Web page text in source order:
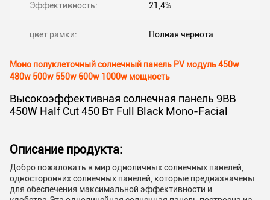
Эффективность: 21,4%
цвет рамки: Полная чернота
Моно полуклеточный солнечный панель PV модуль 450w
480w 500w 550w 600w 1000w мощность
Высокоэффективная солнечная панель 9BB
450W Half Cut 450 Вт Full Black Mono-Facial
Описание продукта:
Добро пожаловать в мир одноличных солнечных панелей,
односторонних солнечных панелей, которые предназначены
для обеспечения максимальной эффективности и